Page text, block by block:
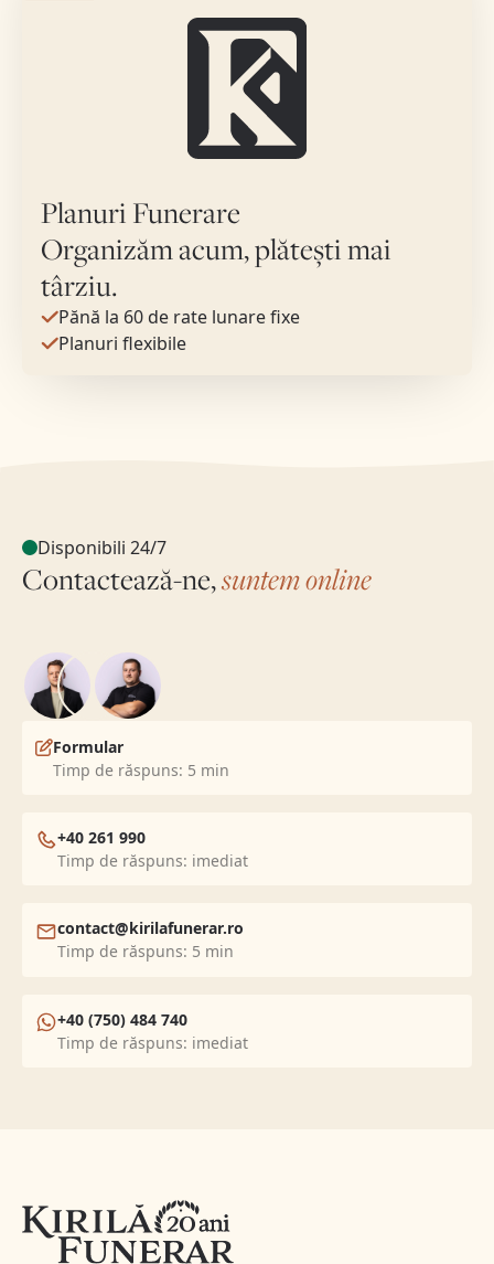
Planuri Funerare
Organizăm acum, plătești mai
târziu.
Pănă la 60 de rate lunare fixe
Planuri flexibile
Disponibili 24/7
Contactează-ne,suntem online
Formular
Timp de răspuns: 5 min
+40 261 990
Timp de răspuns: imediat
contact@kirilafunerar.ro
Timp de răspuns: 5 min
+40 (750) 484 740
Timp de răspuns: imediat